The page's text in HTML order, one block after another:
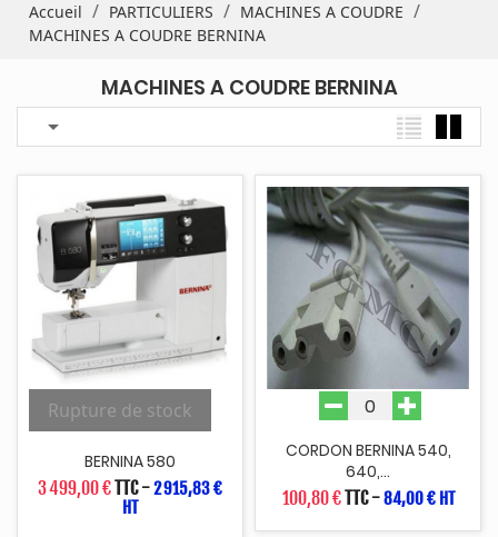
Accueil PARTICULIERS
MACHINES A COUDRE
MACHINES A COUDRE BERNINA
MACHINES A COUDRE BERNINA

Rupture de stock
BERNINA 580
3 499,00 €TTC-2 915,83 €
HT
CORDON BERNINA 540,
640,...
100,80 €TTC-84,00 € HT